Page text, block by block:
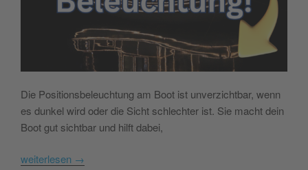
Die Positionsbeleuchtung am Boot ist unverzichtbar, wenn
es dunkel wird oder die Sicht schlechter ist. Sie macht dein
Boot gut sichtbar und hilft dabei,
weiterlesen →